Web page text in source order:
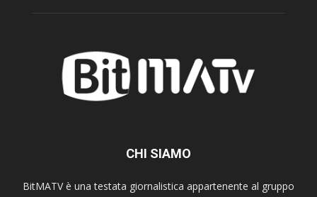
CHI SIAMO
BitMATV è una testata giornalistica appartenente al gruppo